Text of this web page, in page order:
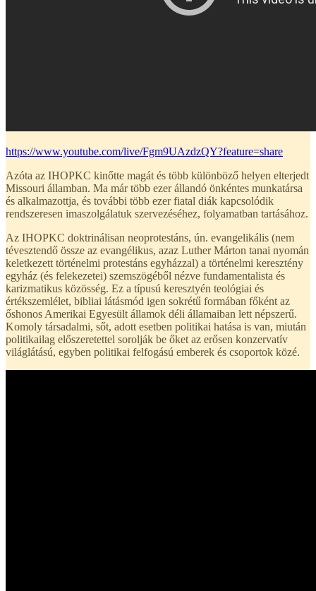
https://www.youtube.com/live/Fgm9UAzdzQY?feature=share
Azóta az IHOPKC kinőtte magát és több különböző helyen elterjedt
Missouri államban. Ma már több ezer állandó önkéntes munkatársa
és alkalmazottja, és további több ezer fiatal diák kapcsolódik
rendszeresen imaszolgálatuk szervezéséhez, folyamatban tartásához.
Az IHOPKC doktrinálisan neoprotestáns, ún. evangelikális (nem
tévesztendő össze az evangélikus, azaz Luther Márton tanai nyomán
keletkezett történelmi protestáns egyházzal) a történelmi keresztény
egyház (és felekezetei) szemszögéből nézve fundamentalista és
karizmatikus közösség. Ez a típusú keresztyén teológiai és
értékszemlélet, bibliai látásmód igen sokrétű formában főként az
őshonos Amerikai Egyesült államok déli államaiban lett népszerű.
Komoly társadalmi, sőt, adott esetben politikai hatása is van, miután
politikailag előszeretettel sorolják be őket az erősen konzervatív
világlátású, egyben politikai felfogású emberek és csoportok közé.